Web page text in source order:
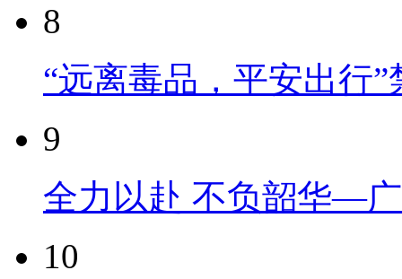
8
“远离毒品，平安出行
9
全力以赴 不负韶华—
10